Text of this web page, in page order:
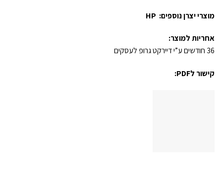
מוצרי יצרן נוספים: HP
אחריות למוצר:
36 חודשים ע”י דיירקט גרופ לעסקים
קישור לPDF: